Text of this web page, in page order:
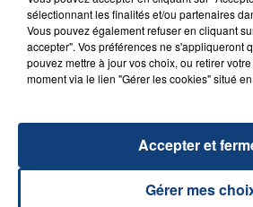
AUTRES LIVES
sélectionnant les finalités et/ou partenaires
Vous pouvez également refuser en cliquant
accepter". Vos préférences ne s'appliqueront
pouvez mettre à jour vos choix, ou retirer
moment via le lien "Gérer les cookies" situé
Gérer mes
Accepter et